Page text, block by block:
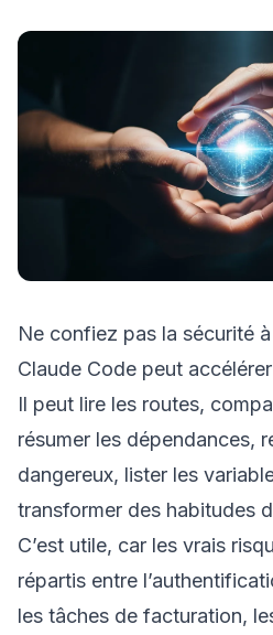
Ne confiez pas la sécurité
Claude Code peut
Il peut lire les routes,
résumer les dépendances,
dangereux, lister les
transformer des habitudes
C’est utile, car les vrais
répartis entre
les tâches de facturation,